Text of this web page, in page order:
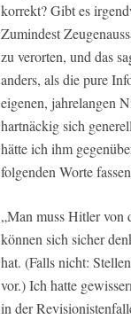
korrekt? Gibt es
Zumindest
zu verorten, und das
anders, als die pure
eigenen, jahrelangen
hartnäckig sich
hätte ich ihm
folgenden Worte
„Man muss Hitler von
können sich sicher
hat. (Falls nicht:
vor.) Ich hatte
in der